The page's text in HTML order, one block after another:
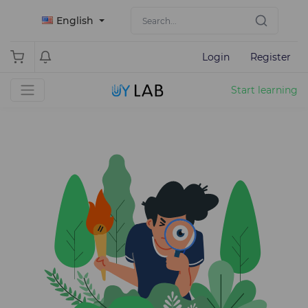
English
Login Register
Start learning